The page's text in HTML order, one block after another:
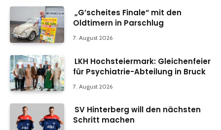
„G’scheites Finale“ mit den
Oldtimern in Parschlug
7. August 2026
LKH Hochsteiermark: Gleichenfeier
für Psychiatrie-Abteilung in Bruck
7. August 2026
SV Hinterberg will den nächsten
Schritt machen